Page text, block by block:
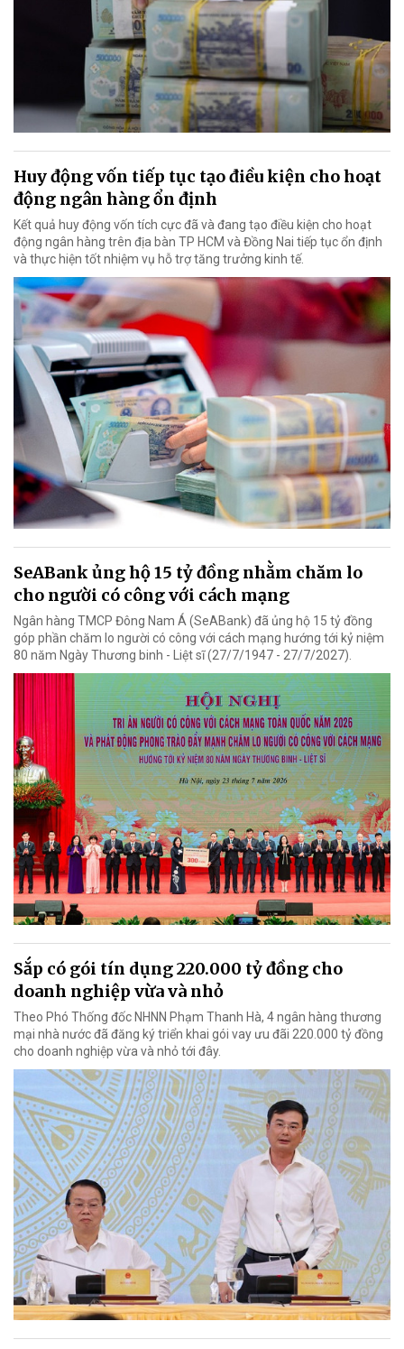
Huy động vốn tiếp tục tạo điều kiện cho hoạt
động ngân hàng ổn định
Kết quả huy động vốn tích cực đã và đang tạo điều kiện cho hoạt
động ngân hàng trên địa bàn TP HCM và Đồng Nai tiếp tục ổn định
và thực hiện tốt nhiệm vụ hỗ trợ tăng trưởng kinh tế.
SeABank ủng hộ 15 tỷ đồng nhằm chăm lo
cho người có công với cách mạng
Ngân hàng TMCP Đông Nam Á (SeABank) đã ủng hộ 15 tỷ đồng
góp phần chăm lo người có công với cách mạng hướng tới kỷ niệm
80 năm Ngày Thương binh - Liệt sĩ (27/7/1947 - 27/7/2027).
Sắp có gói tín dụng 220.000 tỷ đồng cho
doanh nghiệp vừa và nhỏ
Theo Phó Thống đốc NHNN Phạm Thanh Hà, 4 ngân hàng thương
mại nhà nước đã đăng ký triển khai gói vay ưu đãi 220.000 tỷ đồng
cho doanh nghiệp vừa và nhỏ tới đây.